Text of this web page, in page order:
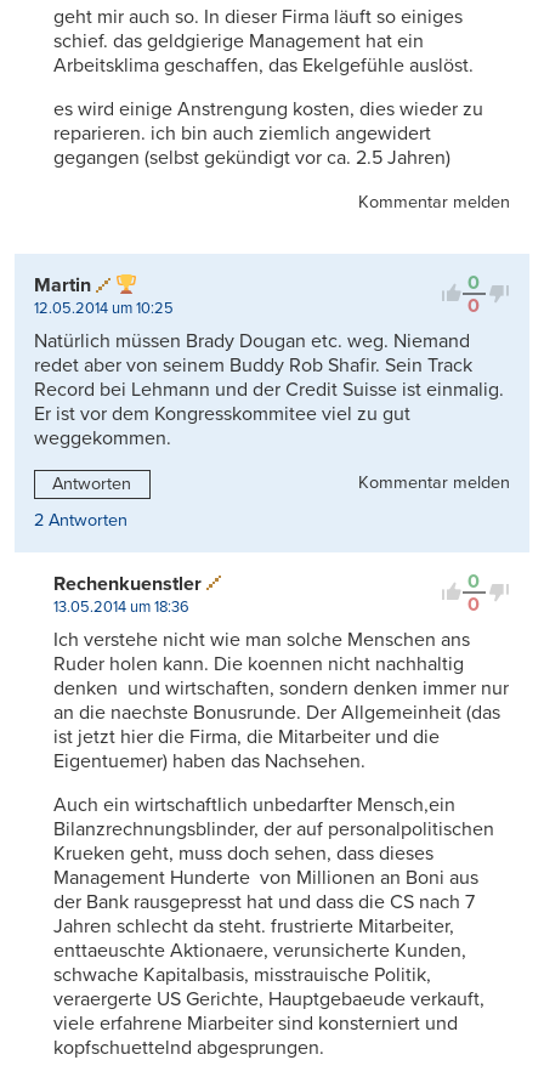
geht mir auch so. In dieser Firma läuft so einiges
schief. das geldgierige Management hat ein
Arbeitsklima geschaffen, das Ekelgefühle auslöst.
es wird einige Anstrengung kosten, dies wieder zu
reparieren. ich bin auch ziemlich angewidert
gegangen (selbst gekündigt vor ca. 2.5 Jahren)
Kommentar melden
0
0
Martin
12.05.2014 um 10:25
Natürlich müssen Brady Dougan etc. weg. Niemand
redet aber von seinem Buddy Rob Shafir. Sein Track
Record bei Lehmann und der Credit Suisse ist einmalig.
Er ist vor dem Kongresskommitee viel zu gut
weggekommen.
Antworten
Kommentar melden
2 Antworten
0
0
Rechenkuenstler
13.05.2014 um 18:36
Ich verstehe nicht wie man solche Menschen ans
Ruder holen kann. Die koennen nicht nachhaltig
denken und wirtschaften, sondern denken immer nur
an die naechste Bonusrunde. Der Allgemeinheit (das
ist jetzt hier die Firma, die Mitarbeiter und die
Eigentuemer) haben das Nachsehen.
Auch ein wirtschaftlich unbedarfter Mensch,ein
Bilanzrechnungsblinder, der auf personalpolitischen
Krueken geht, muss doch sehen, dass dieses
Management Hunderte von Millionen an Boni aus
der Bank rausgepresst hat und dass die CS nach 7
Jahren schlecht da steht. frustrierte Mitarbeiter,
enttaeuschte Aktionaere, verunsicherte Kunden,
schwache Kapitalbasis, misstrauische Politik,
veraergerte US Gerichte, Hauptgebaeude verkauft,
viele erfahrene Miarbeiter sind konsterniert und
kopfschuettelnd abgesprungen.